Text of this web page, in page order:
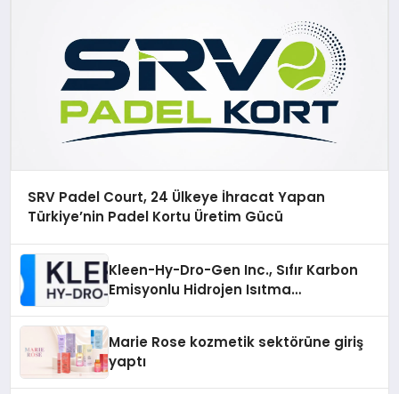
SRV Padel Court, 24 Ülkeye İhracat Yapan
Türkiye’nin Padel Kortu Üretim Gücü
Kleen-Hy-Dro-Gen Inc., Sıfır Karbon
Emisyonlu Hidrojen Isıtma
Marie Rose kozmetik sektörüne giriş
yaptı